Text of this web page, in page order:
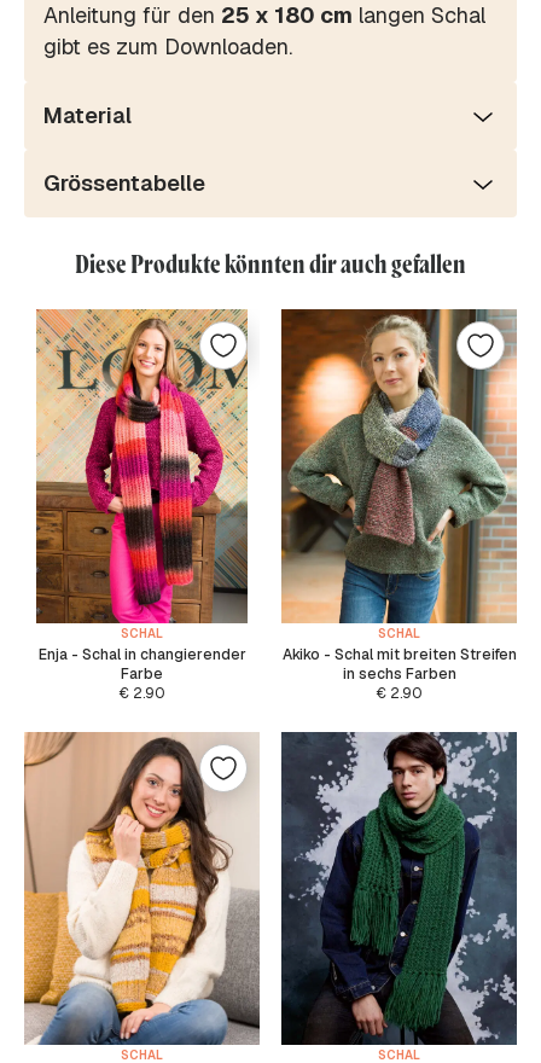
Anleitung für den 25 x 180 cm langen Schal
gibt es zum Downloaden.
Material
Grössentabelle
Diese Produkte könnten dir auch gefallen
SCHAL
Enja - Schal in changierender
Farbe
€ 2.90
SCHAL
Akiko - Schal mit breiten Streifen
in sechs Farben
€ 2.90
SCHAL SCHAL